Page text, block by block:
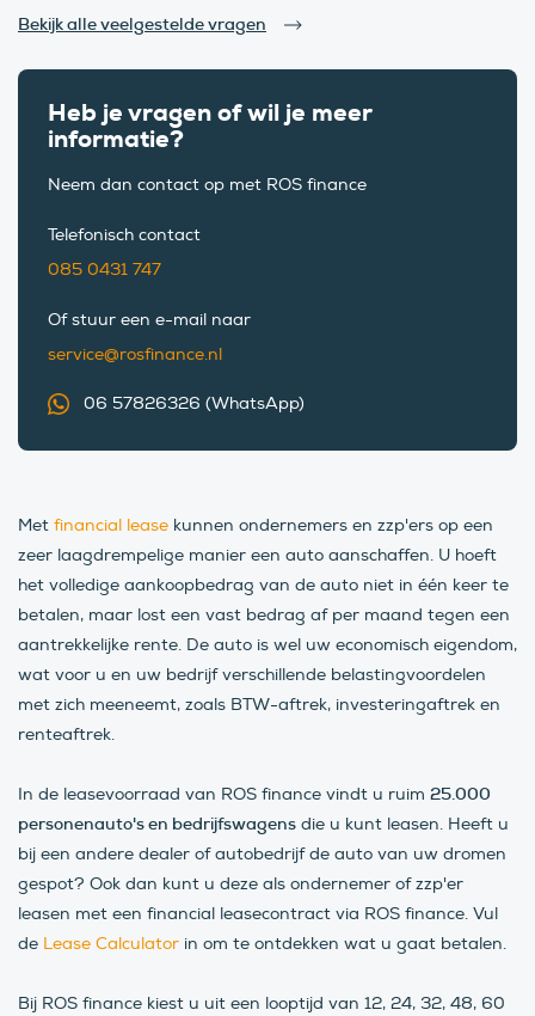
Heb je vragen of wil je meer
informatie?
Neem dan contact op met ROS finance
Telefonisch contact
085 0431 747
Of stuur een e-mail naar
service@rosfinance.nl
06 57826326 (WhatsApp)
Bekijk alle veelgestelde vragen
Met financial lease kunnen ondernemers en zzp'ers op een
zeer laagdrempelige manier een auto aanschaffen. U hoeft
het volledige aankoopbedrag van de auto niet in één keer te
betalen, maar lost een vast bedrag af per maand tegen een
aantrekkelijke rente. De auto is wel uw economisch eigendom,
wat voor u en uw bedrijf verschillende belastingvoordelen
met zich meeneemt, zoals BTW-aftrek, investeringaftrek en
renteaftrek.
In de leasevoorraad van ROS finance vindt u ruim 25.000
personenauto's en bedrijfswagens die u kunt leasen. Heeft u
bij een andere dealer of autobedrijf de auto van uw dromen
gespot? Ook dan kunt u deze als ondernemer of zzp'er
leasen met een financial leasecontract via ROS finance. Vul
de Lease Calculator in om te ontdekken wat u gaat betalen.
Bij ROS finance kiest u uit een looptijd van 12, 24, 32, 48, 60